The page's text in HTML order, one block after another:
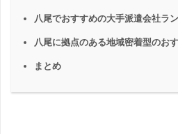
八尾でおすすめの大手派遣会社ラ
八尾に拠点のある地域密着型のお
まとめ